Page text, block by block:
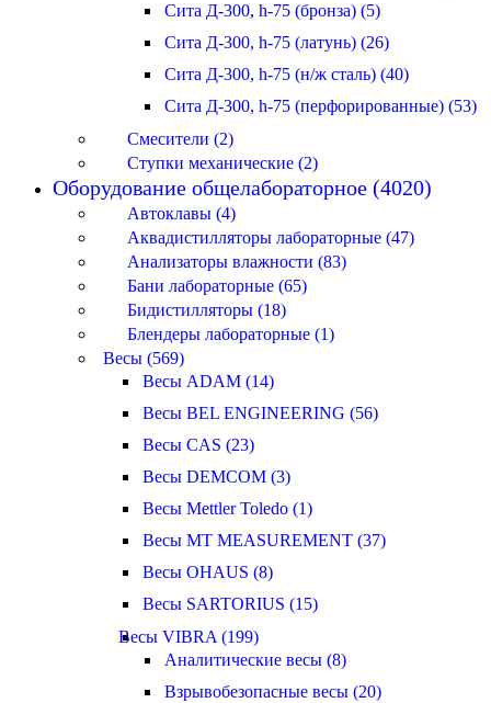
Сита Д-300, h-75 (бронза) (5)
Сита Д-300, h-75 (латунь) (26)
Сита Д-300, h-75 (н/ж сталь) (40)
Сита Д-300, h-75 (перфорированные) (53)
Смесители (2)
Ступки механические (2)
Оборудование общелабораторное (4020)
Автоклавы (4)
Аквадистилляторы лабораторные (47)
Анализаторы влажности (83)
Бани лабораторные (65)
Бидистилляторы (18)
Блендеры лабораторные (1)
Весы (569)
Весы ADAM (14)
Весы BEL ENGINEERING (56)
Весы CAS (23)
Весы DEMCOM (3)
Весы Mettler Toledo (1)
Весы MT MEASUREMENT (37)
Весы OHAUS (8)
Весы SARTORIUS (15)
Весы VIBRA (199)
Аналитические весы (8)
Взрывобезопасные весы (20)